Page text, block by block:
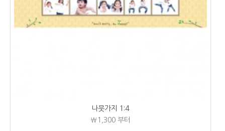
나뭇가지 1:4
₩1,300부터